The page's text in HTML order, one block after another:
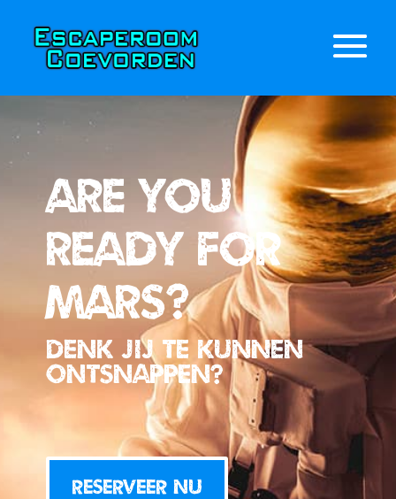
Are you
ready for
mars?
Denk jij te kunnen
ontsnappen?
RESERVEER NU